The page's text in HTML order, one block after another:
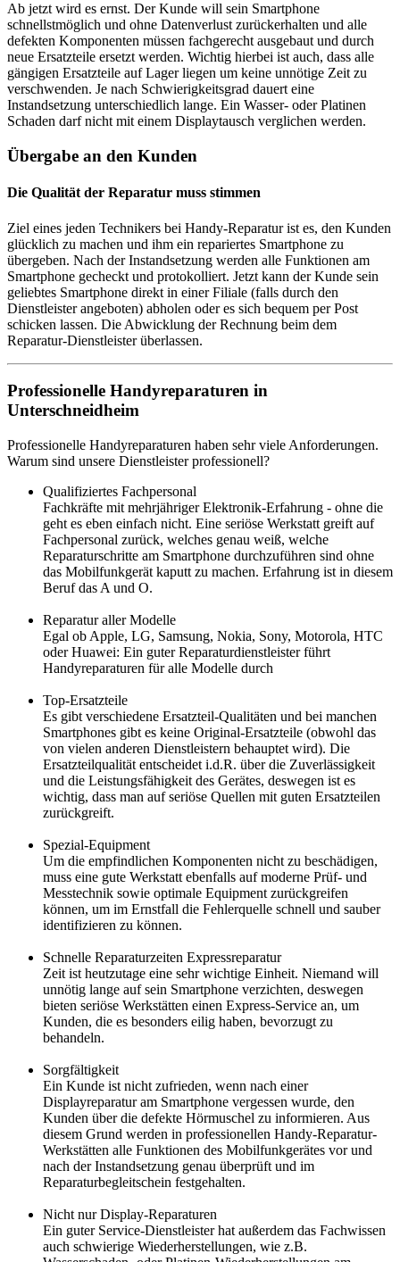
Ab jetzt wird es ernst. Der Kunde will sein Smartphone
schnellstmöglich und ohne Datenverlust zurückerhalten und alle
defekten Komponenten müssen fachgerecht ausgebaut und durch
neue Ersatzteile ersetzt werden. Wichtig hierbei ist auch, dass alle
gängigen Ersatzteile auf Lager liegen um keine unnötige Zeit zu
verschwenden. Je nach Schwierigkeitsgrad dauert eine
Instandsetzung unterschiedlich lange. Ein Wasser- oder Platinen
Schaden darf nicht mit einem Displaytausch verglichen werden.
Übergabe an den Kunden
Die Qualität der Reparatur muss stimmen
Ziel eines jeden Technikers bei Handy-Reparatur ist es, den Kunden
glücklich zu machen und ihm ein repariertes Smartphone zu
übergeben. Nach der Instandsetzung werden alle Funktionen am
Smartphone gecheckt und protokolliert. Jetzt kann der Kunde sein
geliebtes Smartphone direkt in einer Filiale (falls durch den
Dienstleister angeboten) abholen oder es sich bequem per Post
schicken lassen. Die Abwicklung der Rechnung beim dem
Reparatur-Dienstleister überlassen.
Professionelle Handyreparaturen in
Unterschneidheim
Professionelle Handyreparaturen haben sehr viele Anforderungen.
Warum sind unsere Dienstleister professionell?
Qualifiziertes Fachpersonal
Fachkräfte mit mehrjähriger Elektronik-Erfahrung - ohne die
geht es eben einfach nicht. Eine seriöse Werkstatt greift auf
Fachpersonal zurück, welches genau weiß, welche
Reparaturschritte am Smartphone durchzuführen sind ohne
das Mobilfunkgerät kaputt zu machen. Erfahrung ist in diesem
Beruf das A und O.
Reparatur aller Modelle
Egal ob Apple, LG, Samsung, Nokia, Sony, Motorola, HTC
oder Huawei: Ein guter Reparaturdienstleister führt
Handyreparaturen für alle Modelle durch
Top-Ersatzteile
Es gibt verschiedene Ersatzteil-Qualitäten und bei manchen
Smartphones gibt es keine Original-Ersatzteile (obwohl das
von vielen anderen Dienstleistern behauptet wird). Die
Ersatzteilqualität entscheidet i.d.R. über die Zuverlässigkeit
und die Leistungsfähigkeit des Gerätes, deswegen ist es
wichtig, dass man auf seriöse Quellen mit guten Ersatzteilen
zurückgreift.
Spezial-Equipment
Um die empfindlichen Komponenten nicht zu beschädigen,
muss eine gute Werkstatt ebenfalls auf moderne Prüf- und
Messtechnik sowie optimale Equipment zurückgreifen
können, um im Ernstfall die Fehlerquelle schnell und sauber
identifizieren zu können.
Schnelle Reparaturzeiten Expressreparatur
Zeit ist heutzutage eine sehr wichtige Einheit. Niemand will
unnötig lange auf sein Smartphone verzichten, deswegen
bieten seriöse Werkstätten einen Express-Service an, um
Kunden, die es besonders eilig haben, bevorzugt zu
behandeln.
Sorgfältigkeit
Ein Kunde ist nicht zufrieden, wenn nach einer
Displayreparatur am Smartphone vergessen wurde, den
Kunden über die defekte Hörmuschel zu informieren. Aus
diesem Grund werden in professionellen Handy-Reparatur-
Werkstätten alle Funktionen des Mobilfunkgerätes vor und
nach der Instandsetzung genau überprüft und im
Reparaturbegleitschein festgehalten.
Nicht nur Display-Reparaturen
Ein guter Service-Dienstleister hat außerdem das Fachwissen
auch schwierige Wiederherstellungen, wie z.B.